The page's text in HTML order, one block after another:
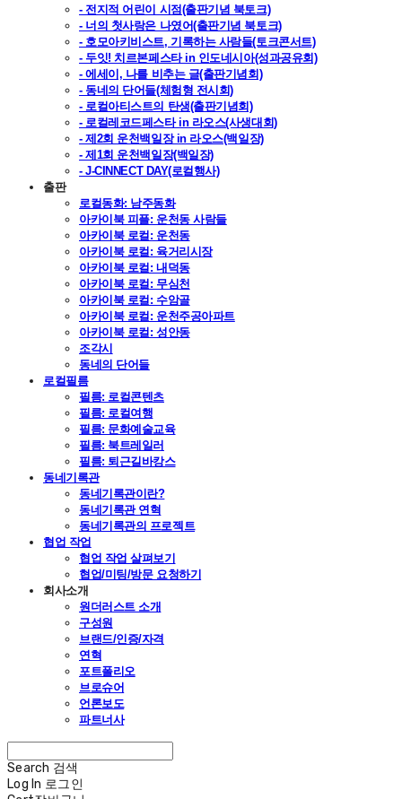
- 전지적 어린이 시점(출판기념 북토크)
- 너의 첫사랑은 나였어(출판기념 북토크)
- 호모아키비스트, 기록하는 사람들(토크콘서트)
- 두잇! 치르본페스타 in 인도네시아(성과공유회)
- 에세이, 나를 비추는 글(출판기념회)
- 동네의 단어들(체험형 전시회)
- 로컬아티스트의 탄생(출판기념회)
- 로컬레코드페스타 in 라오스(사생대회)
- 제2회 운천백일장 in 라오스(백일장)
- 제1회 운천백일장(백일장)
- J-CINNECT DAY(로컬행사)
출판
로컬동화: 남주동화
아카이북 피플: 운천동 사람들
아카이북 로컬: 운천동
아카이북 로컬: 육거리시장
아카이북 로컬: 내덕동
아카이북 로컬: 무심천
아카이북 로컬: 수암골
아카이북 로컬: 운천주공아파트
아카이북 로컬: 성안동
조각시
동네의 단어들
로컬필름
필름: 로컬콘텐츠
필름: 로컬여행
필름: 문화예술교육
필름: 북트레일러
필름: 퇴근길바캉스
동네기록관
동네기록관이란?
동네기록관 연혁
동네기록관의 프로젝트
협업 작업
협업 작업 살펴보기
협업/미팅/방문 요청하기
회사소개
원더러스트 소개
구성원
브랜드/인증/자격
연혁
포트폴리오
브로슈어
언론보도
파트너사
Search 검색
Log In 로그인